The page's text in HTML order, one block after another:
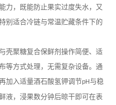
力，既能防止果实过度失水，又
别适合冷链与常温贮藏条件下的
壳聚糖复合保鲜剂操作简便、适
等方式处理，无需复杂设备。通
加入适量酒石酸氢钾调节pH与稳
液，浸果数分钟后晾干即可在表